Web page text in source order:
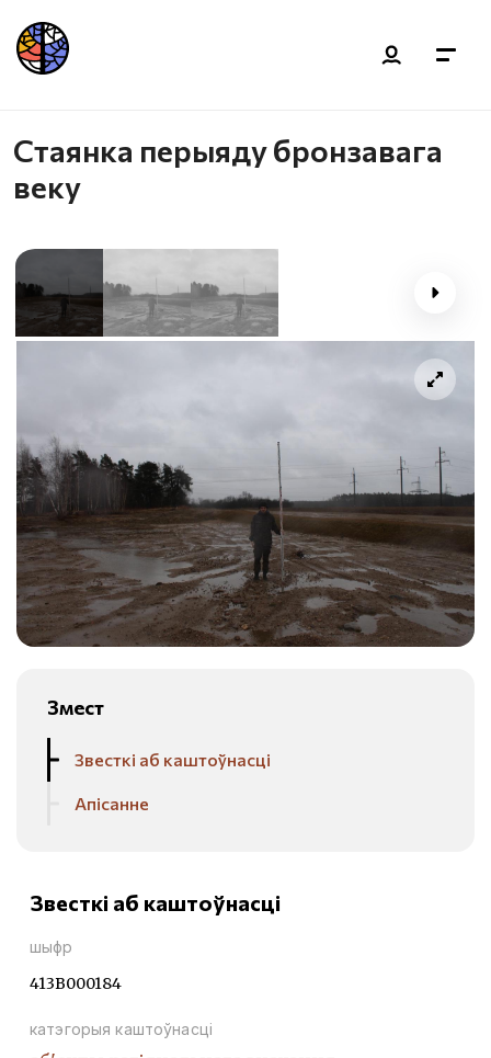
Стаянка перыяду бронзавага
веку
Змест
Звесткі аб каштоўнасці
Апісанне
Звесткі аб каштоўнасці
шыфр
413В000184
катэгорыя каштоўнасці